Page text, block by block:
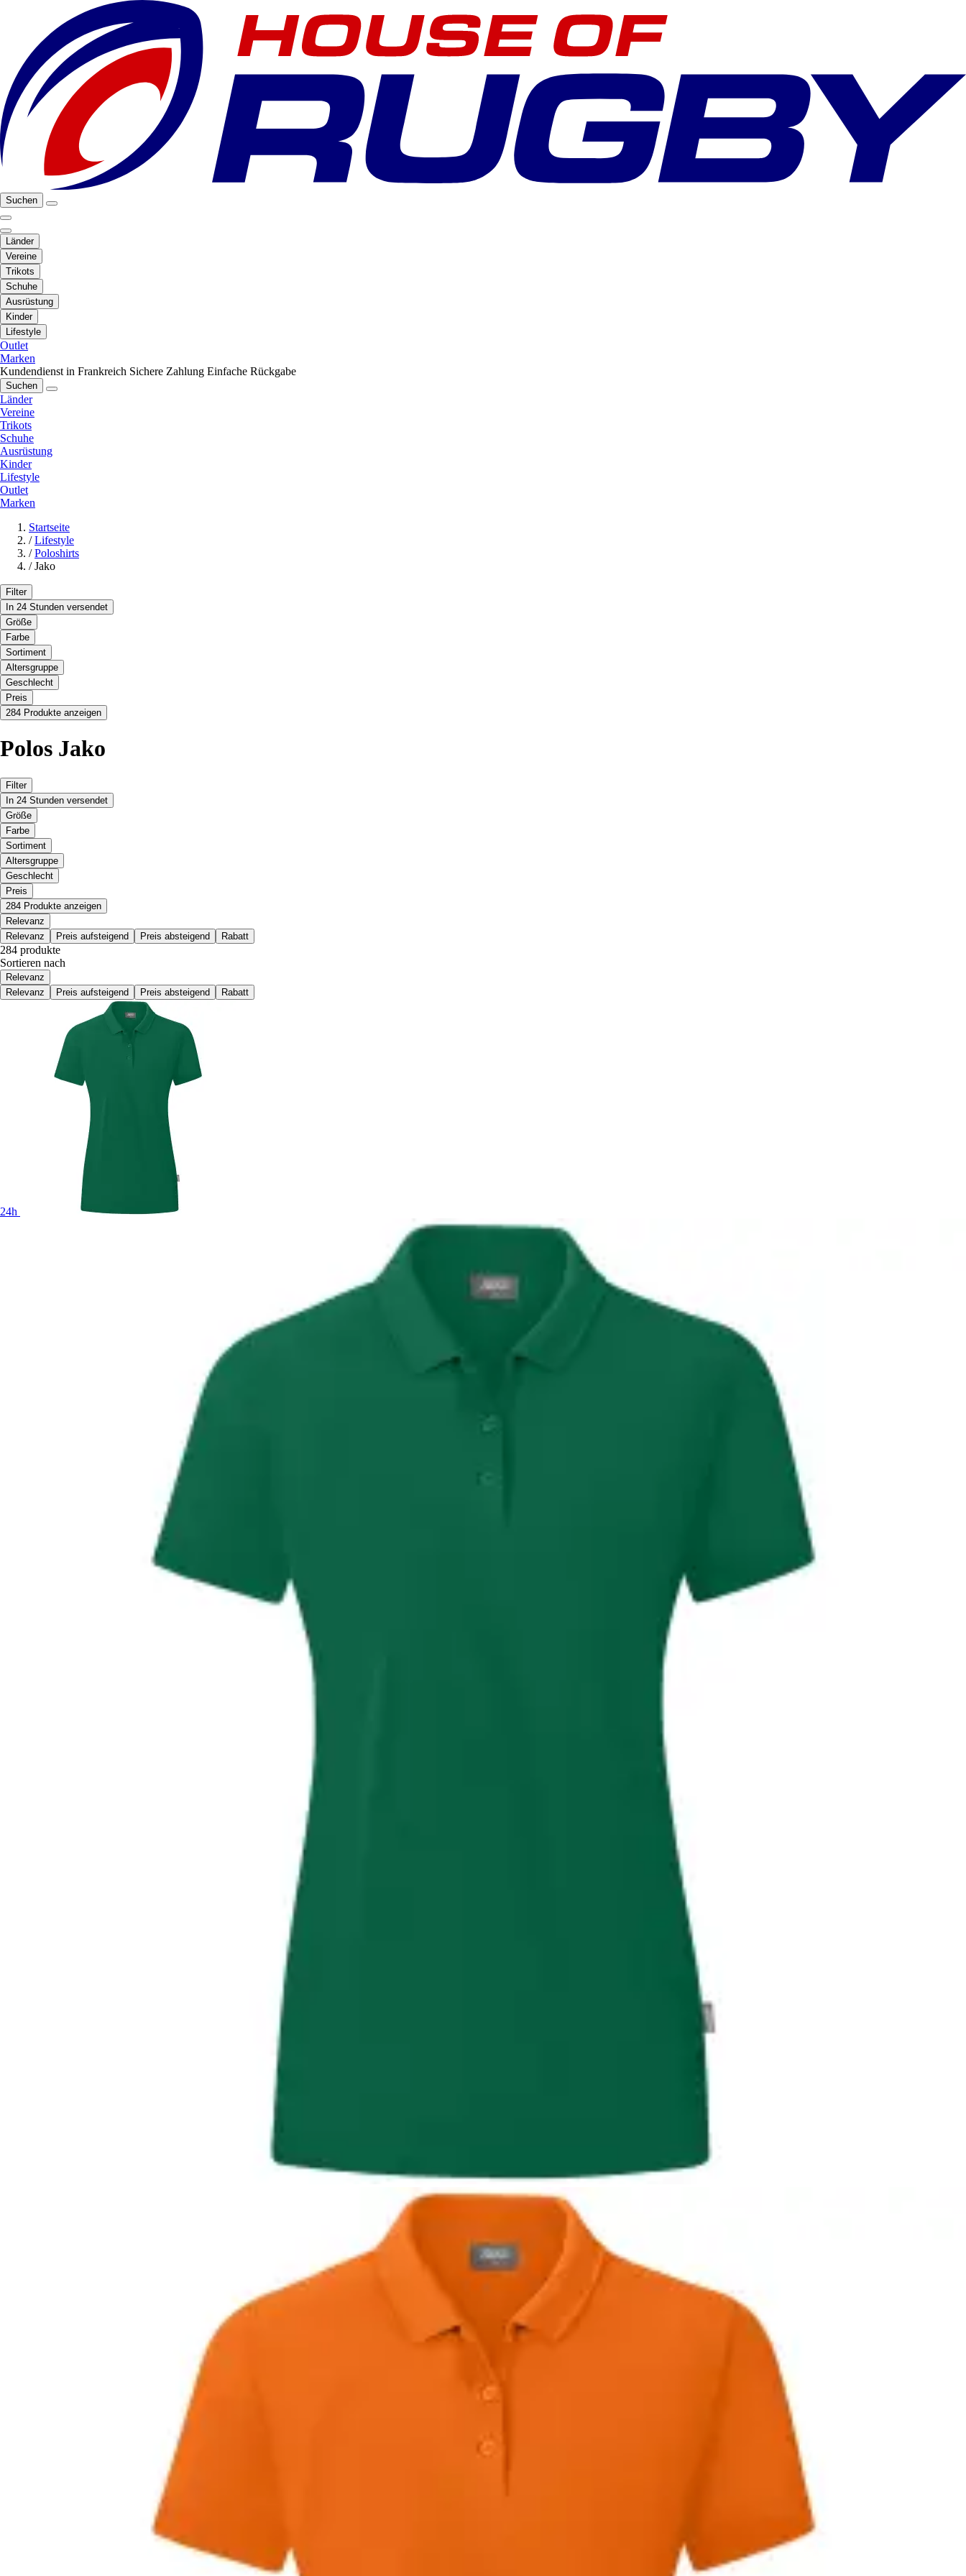
Suchen
Länder
Vereine
Trikots
Schuhe
Ausrüstung
Kinder
Lifestyle
Outlet
Marken
Kundendienst in Frankreich Sichere Zahlung Einfache Rückgabe
Suchen
Länder
Vereine
Trikots
Schuhe
Ausrüstung
Kinder
Lifestyle
Outlet
Marken
Startseite
/ Lifestyle
/ Poloshirts
/ Jako
Filter
In 24 Stunden versendet
Größe
Farbe
Sortiment
Altersgruppe
Geschlecht
Preis
284 Produkte anzeigen
Polos Jako
Filter
In 24 Stunden versendet
Größe
Farbe
Sortiment
Altersgruppe
Geschlecht
Preis
284 Produkte anzeigen
Relevanz
Relevanz
Preis aufsteigend Preis absteigend Rabatt
284 produkte
Sortieren nach
Relevanz
Relevanz
Preis aufsteigend Preis absteigend Rabatt
24h